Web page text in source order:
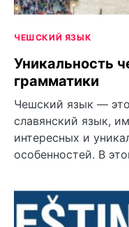
ЧЕШСКИЙ ЯЗЫК
Уникальность
грамматики
Чешский язык —
славянский язык,
интересных и
особенностей. В